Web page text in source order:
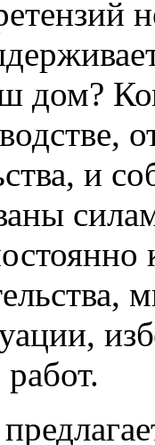
дом?
и